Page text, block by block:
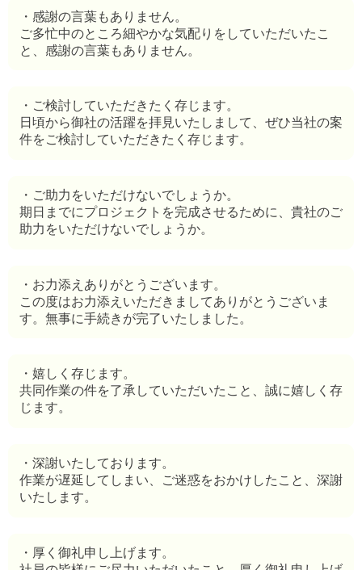
・感謝の言葉もありません。
ご多忙中のところ細やかな気配りをしていただいたこ
と、感謝の言葉もありません。
・ご検討していただきたく存じます。
日頃から御社の活躍を拝見いたしまして、ぜひ当社の案
件をご検討していただきたく存じます。
・ご助力をいただけないでしょうか。
期日までにプロジェクトを完成させるために、貴社のご
助力をいただけないでしょうか。
・お力添えありがとうございます。
この度はお力添えいただきましてありがとうございま
す。無事に手続きが完了いたしました。
・嬉しく存じます。
共同作業の件を了承していただいたこと、誠に嬉しく存
じます。
・深謝いたしております。
作業が遅延してしまい、ご迷惑をおかけしたこと、深謝
いたします。
・厚く御礼申し上げます。